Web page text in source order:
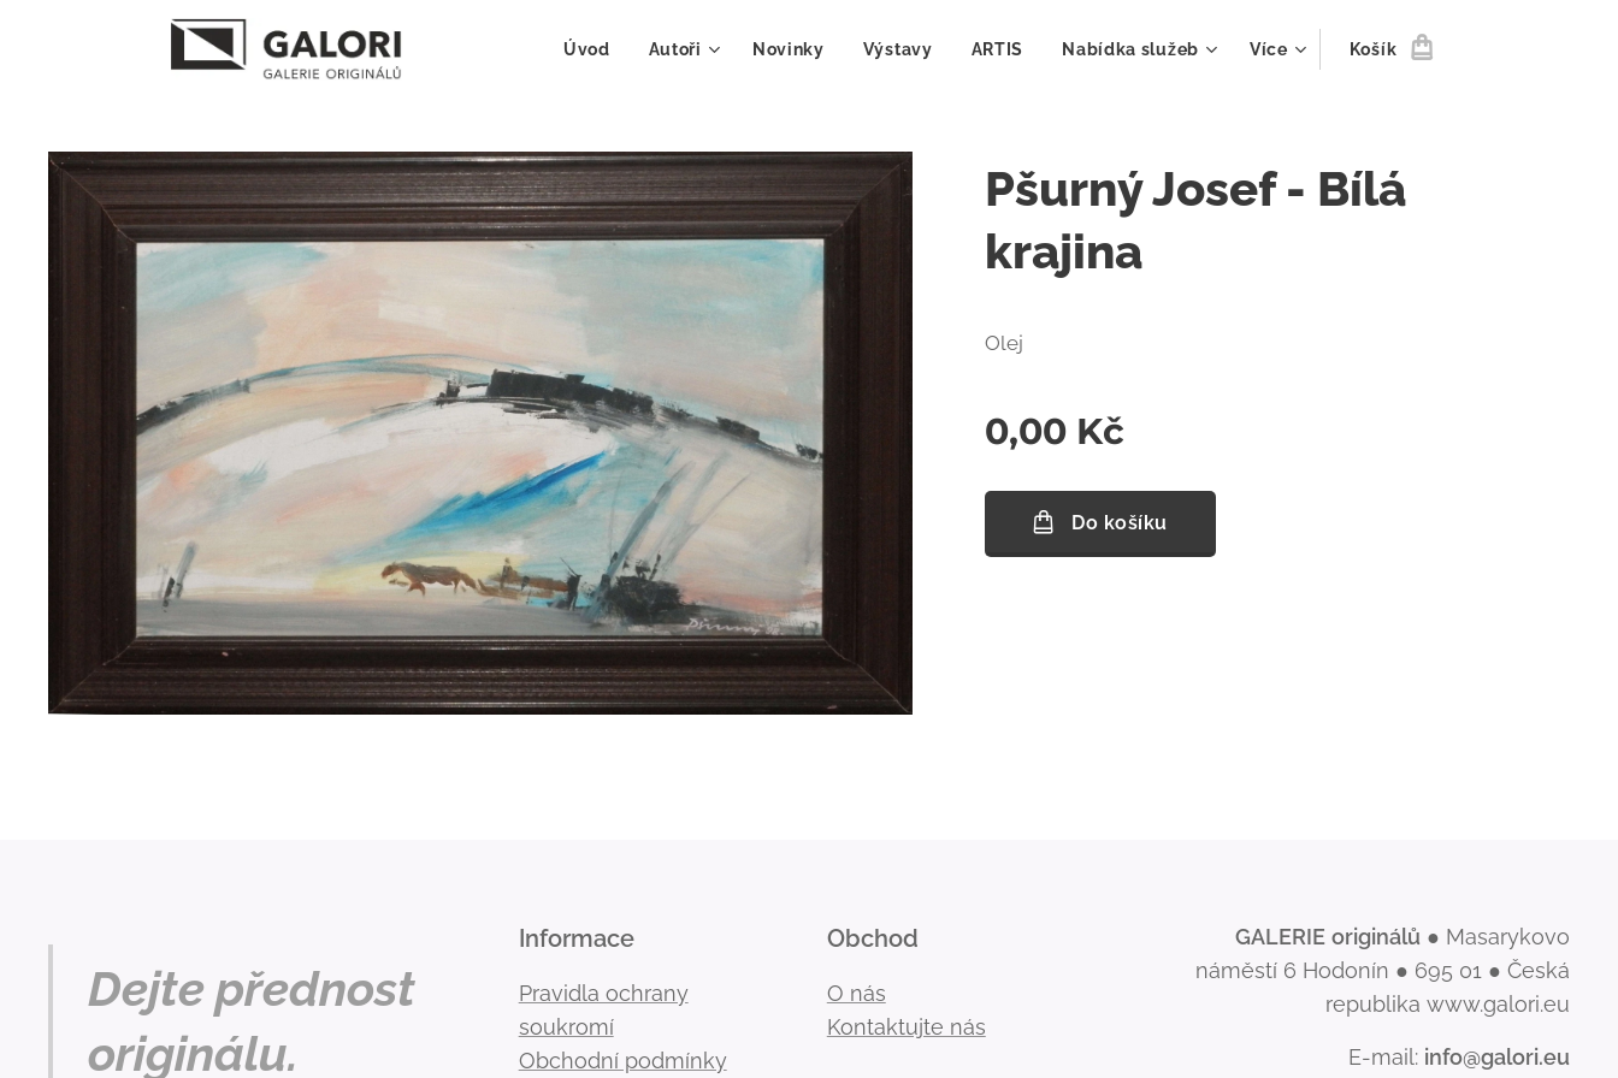
Úvod Autoři Novinky Výstavy ARTIS Nabídka služeb Více Košík
Pšurný Josef - Bílá
krajina
Olej
0,00 Kč
Do košíku
Dejte přednost
originálu.
Informace
Pravidla ochrany
soukromí
Obchodní podmínky
Obchod
O nás
Kontaktujte nás
GALERIE originálů ● Masarykovo
náměstí 6 Hodonín ● 695 01 ● Česká
republika www.galori.eu
E-mail: info@galori.eu